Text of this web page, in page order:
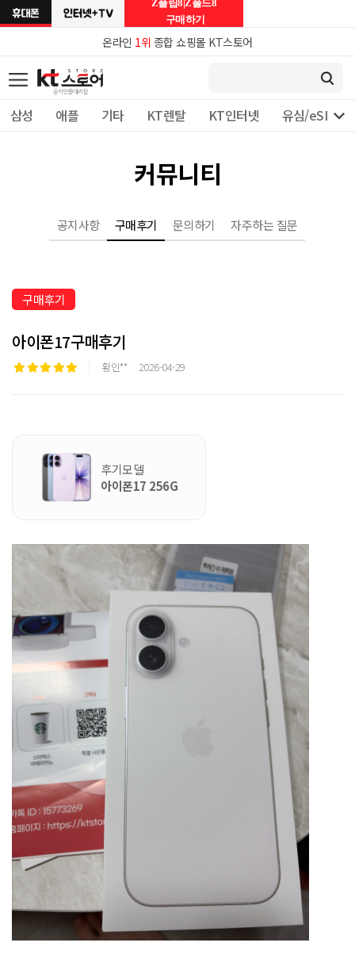
온라인 1위 종합 쇼핑몰 KT스토어
삼성 애플 기타 KT렌탈 KT인터넷 유심/eSIM 개

Z플립8|Z폴드8
구매하기
커뮤니티
공지사항 구매후기 문의하기 자주하는 질문
구매후기
아이폰17구매후기
황인** 2026-04-29
후기모델
아이폰17 256G